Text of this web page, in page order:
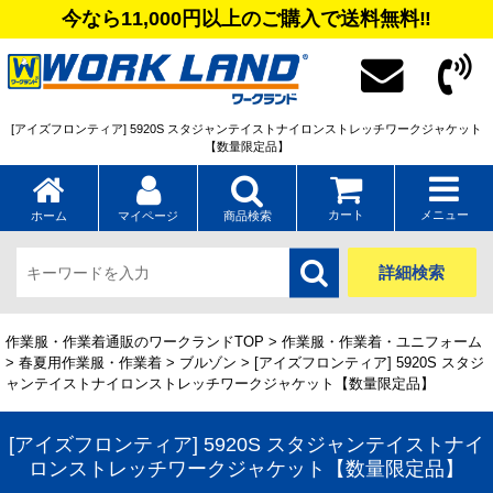
今なら11,000円以上のご購入で送料無料‼
[アイズフロンティア] 5920S スタジャンテイストナイロンストレッチワークジャケット
【数量限定品】
ホーム マイページ 商品検索 カート メニュー
詳細検索
作業服・作業着通販のワークランドTOP > 作業服・作業着・ユニフォーム
> 春夏用作業服・作業着 > ブルゾン > [アイズフロンティア] 5920S スタジ
ャンテイストナイロンストレッチワークジャケット【数量限定品】
[アイズフロンティア] 5920S スタジャンテイストナイ
ロンストレッチワークジャケット【数量限定品】